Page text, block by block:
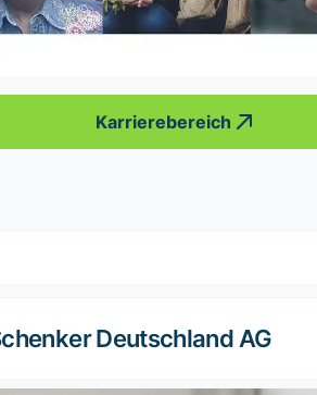
Karrierebereich
Deutschland AG